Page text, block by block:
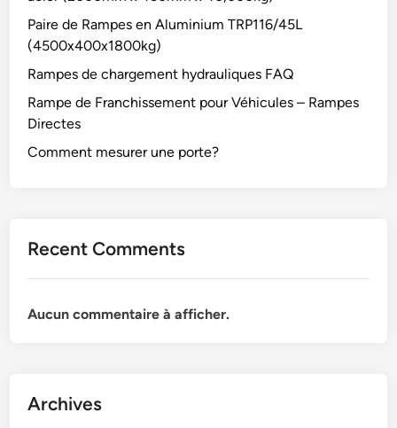
Paire de Rampes en Aluminium TRP116/45L
(4500x400x1800kg)
Rampes de chargement hydrauliques FAQ
Rampe de Franchissement pour Véhicules – Rampes
Directes
Comment mesurer une porte?
Recent Comments
Aucun commentaire à afficher.
Archives